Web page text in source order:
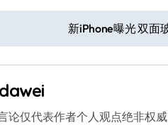
新iPhone曝光 双面
dawei
论仅代表作者个人观点绝非权威